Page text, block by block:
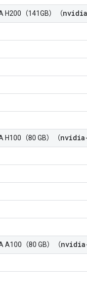
H200（141GB）（
H100（80 GB）（
A100（80 GB）（